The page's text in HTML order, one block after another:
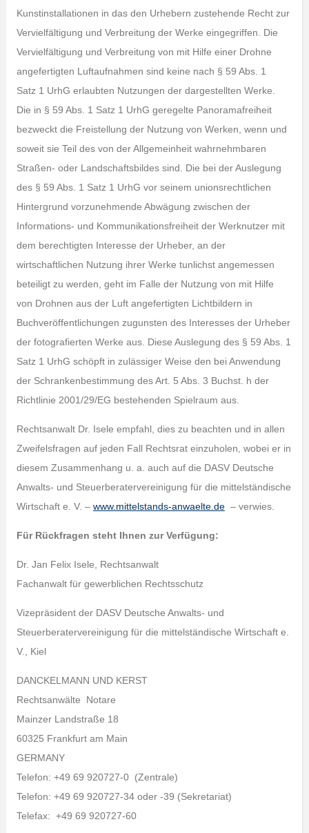
Kunstinstallationen in das den Urhebern zustehende Recht zur
Vervielfältigung und Verbreitung der Werke eingegriffen. Die
Vervielfältigung und Verbreitung von mit Hilfe einer Drohne
angefertigten Luftaufnahmen sind keine nach § 59 Abs. 1
Satz 1 UrhG erlaubten Nutzungen der dargestellten Werke.
Die in § 59 Abs. 1 Satz 1 UrhG geregelte Panoramafreiheit
bezweckt die Freistellung der Nutzung von Werken, wenn und
soweit sie Teil des von der Allgemeinheit wahrnehmbaren
Straßen- oder Landschaftsbildes sind. Die bei der Auslegung
des § 59 Abs. 1 Satz 1 UrhG vor seinem unionsrechtlichen
Hintergrund vorzunehmende Abwägung zwischen der
Informations- und Kommunikationsfreiheit der Werknutzer mit
dem berechtigten Interesse der Urheber, an der
wirtschaftlichen Nutzung ihrer Werke tunlichst angemessen
beteiligt zu werden, geht im Falle der Nutzung von mit Hilfe
von Drohnen aus der Luft angefertigten Lichtbildern in
Buchveröffentlichungen zugunsten des Interesses der Urheber
der fotografierten Werke aus. Diese Auslegung des § 59 Abs. 1
Satz 1 UrhG schöpft in zulässiger Weise den bei Anwendung
der Schrankenbestimmung des Art. 5 Abs. 3 Buchst. h der
Richtlinie 2001/29/EG bestehenden Spielraum aus.
Rechtsanwalt Dr. Isele empfahl, dies zu beachten und in allen
Zweifelsfragen auf jeden Fall Rechtsrat einzuholen, wobei er in
diesem Zusammenhang u. a. auch auf die DASV Deutsche
Anwalts- und Steuerberatervereinigung für die mittelständische
Wirtschaft e. V. – www.mittelstands-anwaelte.de– verwies.
Für Rückfragen steht Ihnen zur Verfügung:
Dr. Jan Felix Isele, Rechtsanwalt
Fachanwalt für gewerblichen Rechtsschutz
Vizepräsident der DASV Deutsche Anwalts- und
Steuerberatervereinigung für die mittelständische Wirtschaft e.
V., Kiel
DANCKELMANN UND KERST
Rechtsanwälte Notare
Mainzer Landstraße 18
60325 Frankfurt am Main
GERMANY
Telefon: +49 69 920727-0 (Zentrale)
Telefon: +49 69 920727-34 oder -39 (Sekretariat)
Telefax: +49 69 920727-60